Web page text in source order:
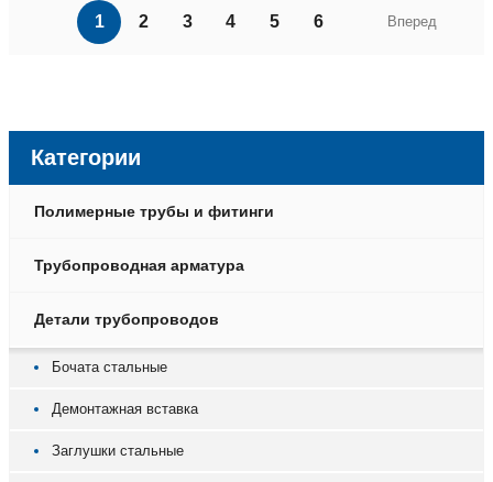
1 2 3 4 5 6 Вперед
Категории
Полимерные трубы и фитинги
Трубопроводная арматура
Детали трубопроводов
Бочата стальные
Демонтажная вставка
Заглушки стальные